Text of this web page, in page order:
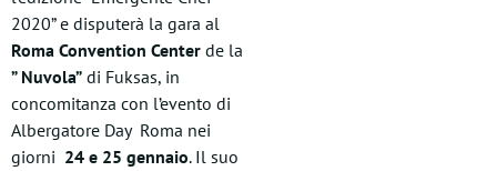
2020” e disputerà la gara al
Roma Convention Center de la
” Nuvola” di Fuksas, in
concomitanza con l’evento di
Albergatore Day Roma nei
giorni 24 e 25 gennaio. Il suo